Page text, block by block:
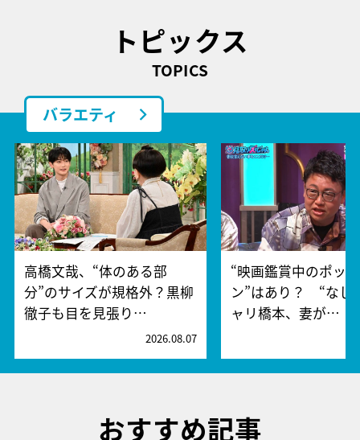
トピックス
TOPICS
バラエティ
高橋文哉、“体のある部
分”のサイズが規格外？黒柳
徹子も目を見張り…
2026.08.07
“映画鑑賞中のポッ
ン”はあり？ “なし
ャリ橋本、妻が…
おすすめ記事